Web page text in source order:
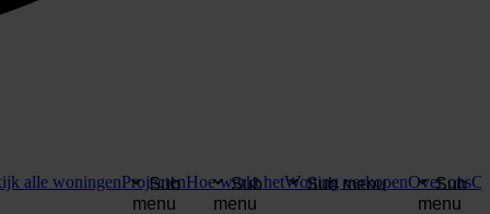
alle woningenProjecten
Sub
menu
Hoe werkt het
Sub
menu
Woning verkopen
Sub menu Over ons
Sub
menu